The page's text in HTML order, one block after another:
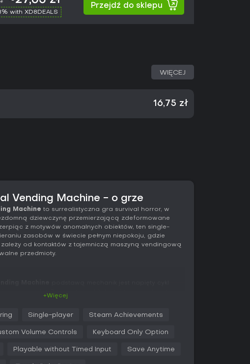
with XD8DEALS
Przejdź do sklepu
WIĘCEJ
16,75 zł
Vending Machine - o grze
Machine to surrealistyczna gra survival horror, w
dziewczynę przemierzającą zdeformowane
z motywów anomalnych obiektów, ten single-
zasobów w świecie pełnym niepokoju, gdzie
od kontaktów z tajemniczą maszyną vendingową
przedmioty.
gdzie przechodnie mogą rzucić drobne lub
- służą do kupowania rzeczy z enigmatycznej
sprowadzić nieoczekiwane skutki. Niektóre łagodzą
+Więcej
Single-player Steam Achievements
Volume Controls Keyboard Only Option
Playable without Timed Input Save Anytime